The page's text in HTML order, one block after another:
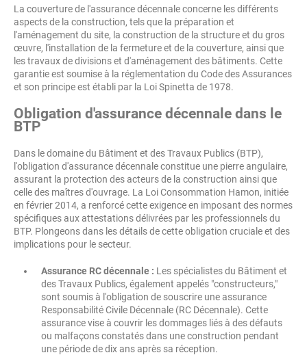
La couverture de l'assurance décennale concerne les différents
aspects de la construction, tels que la préparation et
l'aménagement du site, la construction de la structure et du gros
œuvre, l'installation de la fermeture et de la couverture, ainsi que
les travaux de divisions et d'aménagement des bâtiments. Cette
garantie est soumise à la réglementation du Code des Assurances
et son principe est établi par la Loi Spinetta de 1978.
Obligation d'assurance décennale dans le
BTP
Dans le domaine du Bâtiment et des Travaux Publics (BTP),
l'obligation d'assurance décennale constitue une pierre angulaire,
assurant la protection des acteurs de la construction ainsi que
celle des maîtres d'ouvrage. La Loi Consommation Hamon, initiée
en février 2014, a renforcé cette exigence en imposant des normes
spécifiques aux attestations délivrées par les professionnels du
BTP. Plongeons dans les détails de cette obligation cruciale et des
implications pour le secteur.
Assurance RC décennale : Les spécialistes du Bâtiment et
des Travaux Publics, également appelés "constructeurs,"
sont soumis à l'obligation de souscrire une assurance
Responsabilité Civile Décennale (RC Décennale). Cette
assurance vise à couvrir les dommages liés à des défauts
ou malfaçons constatés dans une construction pendant
une période de dix ans après sa réception.